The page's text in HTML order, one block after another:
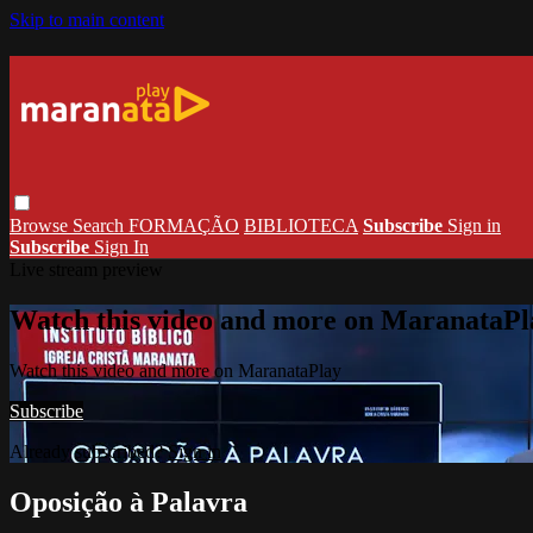
Skip to main content
Browse Search FORMAÇÃO BIBLIOTECA Subscribe Sign in
Subscribe Sign In
Watch this video and more on
Watch this video and more on MaranataPlay
Subscribe
Already subscribed?Sign in
Oposição à Palavra